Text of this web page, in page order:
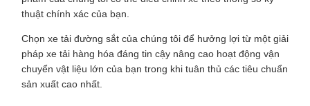
thuật chính xác của bạn.
Chọn xe tải đường sắt của chúng tôi để hưởng lợi từ một giải
pháp xe tải hàng hóa đáng tin cậy nâng cao hoạt động vận
chuyển vật liệu lớn của bạn trong khi tuân thủ các tiêu chuẩn
sản xuất cao nhất.